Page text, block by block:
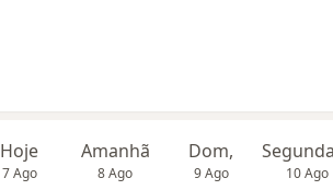
Hoje
7 Ago
Amanhã
8 Ago
Dom,
9 Ago 10 Ago